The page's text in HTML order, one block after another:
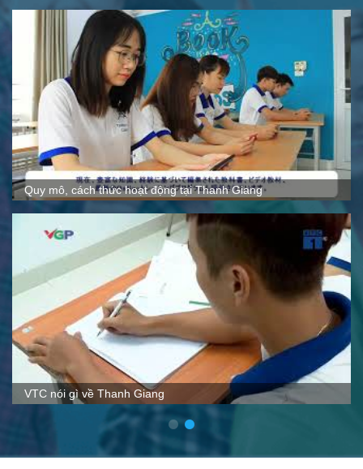
Quy mô, cách thức hoạt động tại Thanh Giang
VTC nói gì về Thanh Giang